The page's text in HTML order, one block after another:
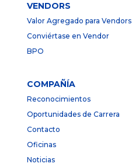
VENDORS
Valor Agregado para Vendors
Conviértase en Vendor
BPO
COMPAÑÍA
Reconocimientos
Oportunidades de Carrera
Contacto
Oficinas
Noticias